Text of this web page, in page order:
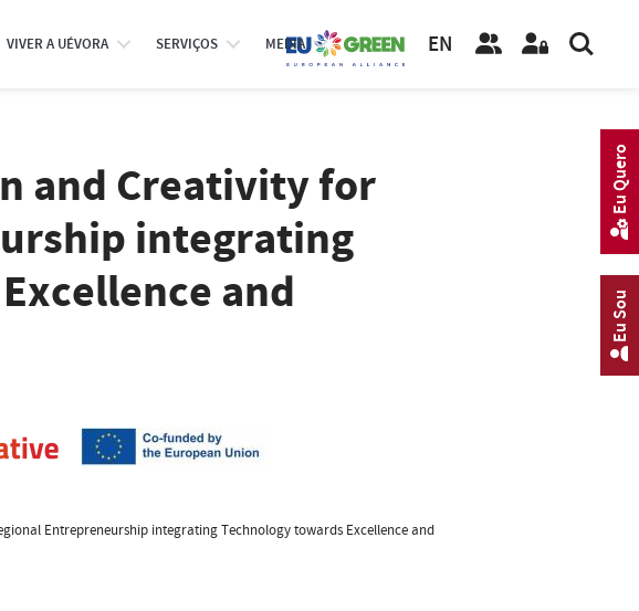
VIVER A UÉVORA SERVIÇOS MEDIA EN
and Creativity for
integrating
and
Entrepreneurship integrating Technology towards Excellence and
Eu Sou
Eu Quero